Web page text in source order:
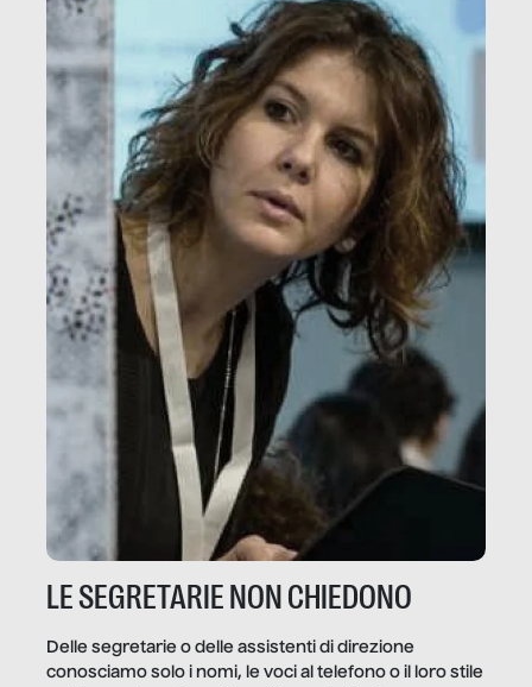
LE SEGRETARIE NON CHIEDONO
Delle segretarie o delle assistenti di direzione
conosciamo solo i nomi, le voci al telefono o il loro stile